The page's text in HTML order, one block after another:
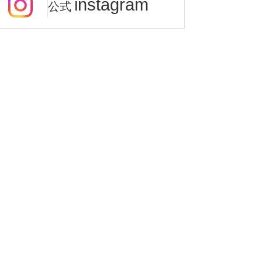
公式 instagram